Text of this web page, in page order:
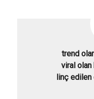
trend
viral olan
linç edilen